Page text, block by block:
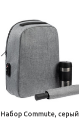
Набор Commute, серый